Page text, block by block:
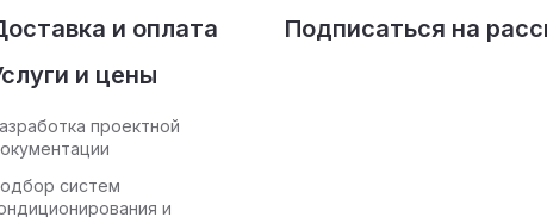
и оплата
и цены
проектной
систем
и
Подписаться на